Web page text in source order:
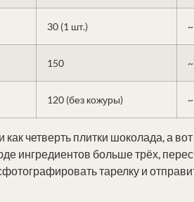
30 (1 шт.)
150
120 (без кожуры)
четверть плитки шоколада, а
ингредиентов больше трёх,
тарелку и